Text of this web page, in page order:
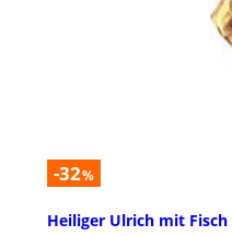
-32%
Heiliger Ulrich mit